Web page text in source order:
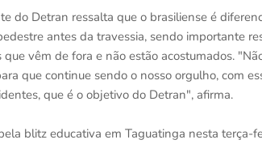
do Detran ressalta que o brasiliense é
antes da travessia, sendo importante
vêm de fora e não estão acostumados.
que continue sendo o nosso orgulho, com
que é o objetivo do Detran", afirma.
blitz educativa em Taguatinga nesta